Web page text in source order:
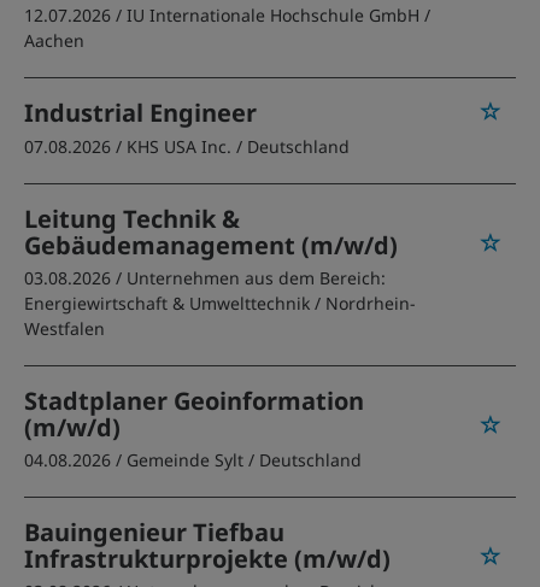
12.07.2026 / IU Internationale Hochschule GmbH /
Aachen
Industrial Engineer
07.08.2026 / KHS USA Inc. / Deutschland
Leitung Technik &
Gebäudemanagement (m/w/d)
03.08.2026 / Unternehmen aus dem Bereich:
Energiewirtschaft & Umwelttechnik / Nordrhein-
Westfalen
Stadtplaner Geoinformation
(m/w/d)
04.08.2026 / Gemeinde Sylt / Deutschland
Bauingenieur Tiefbau
Infrastrukturprojekte (m/w/d)